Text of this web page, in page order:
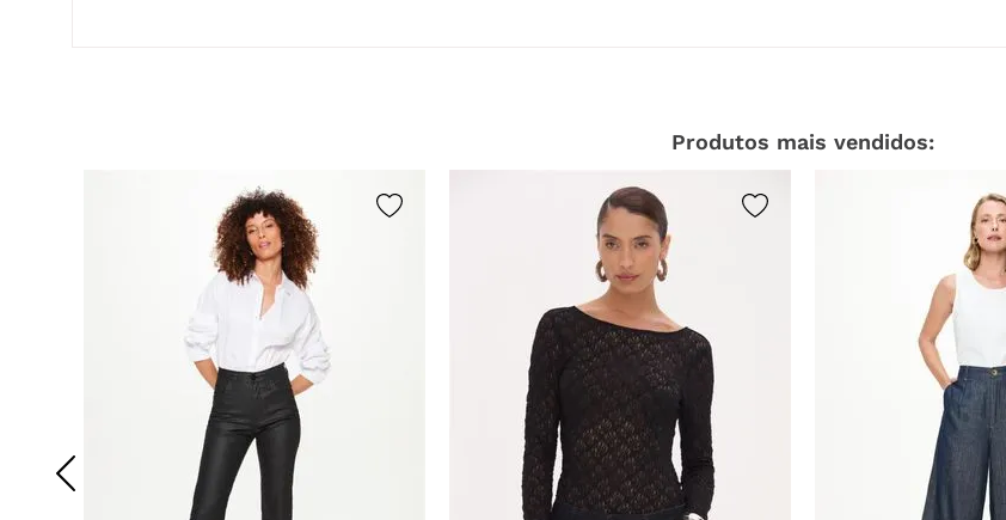
Produtos mais vendidos: